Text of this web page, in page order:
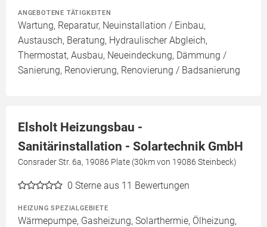
ANGEBOTENE TÄTIGKEITEN
Wartung, Reparatur, Neuinstallation / Einbau,
Austausch, Beratung, Hydraulischer Abgleich,
Thermostat, Ausbau, Neueindeckung, Dämmung /
Sanierung, Renovierung, Renovierung / Badsanierung
Elsholt Heizungsbau -
Sanitärinstallation - Solartechnik GmbH
Consrader Str. 6a, 19086 Plate (30km von 19086 Steinbeck)
0 Sterne aus 11 Bewertungen
HEIZUNG SPEZIALGEBIETE
Wärmepumpe, Gasheizung, Solarthermie, Ölheizung,